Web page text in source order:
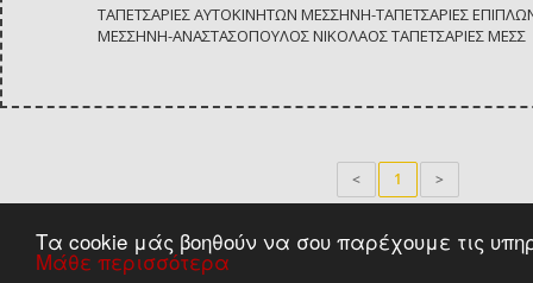
Τα cookie μάς βοηθούν να σου παρέχουμε τις
Μάθε περισσότερα
ΤΑΠΕΤΣΑΡΙΕΣ ΑΥΤΟΚΙΝΗΤΩΝ ΜΕΣΣΗΝΗ-ΤΑΠΕΤΣΑΡΙΕΣ
ΜΕΣΣΗΝΗ-ΑΝΑΣΤΑΣΟΠΟΥΛΟΣ ΝΙΚΟΛΑΟΣ ΤΑΠΕΤΣΑΡΙΕΣ ΜΕΣΣ
< 1 >